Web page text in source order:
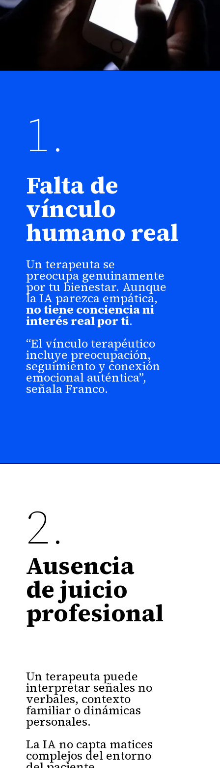
Falta de
vínculo
humano real
Un terapeuta se
preocupa genuinamente
por tu bienestar. Aunque
la IA parezca empática,
no tiene conciencia ni
interés real por ti.
“El vínculo terapéutico
incluye preocupación,
seguimiento y conexión
emocional auténtica”,
señala Franco.
1.
Ausencia
de juicio
profesional
Un terapeuta puede
interpretar señales no
verbales, contexto
familiar o dinámicas
personales.
La IA no capta matices
complejos del entorno
2.